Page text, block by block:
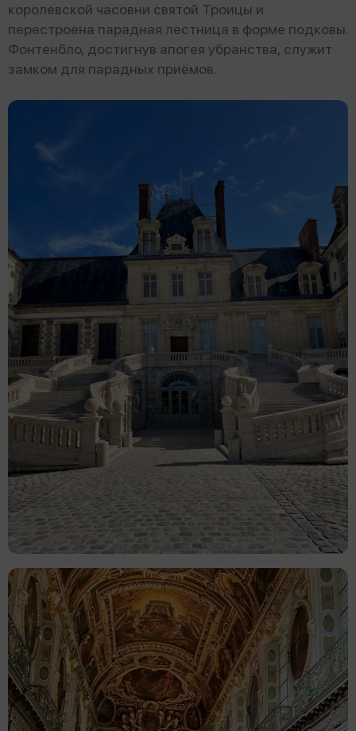
королевской часовни святой Троицы и
перестроена парадная лестница в форме подковы.
Фонтенбло, достигнув апогея убранства, служит
замком для парадных приёмов.